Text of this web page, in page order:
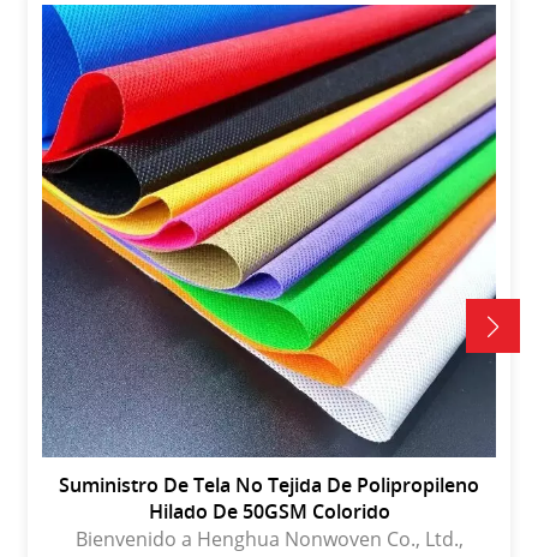
Suministro De Tela No Tejida De Polipropileno
Hilado De 50GSM Colorido
Bienvenido a Henghua Nonwoven Co., Ltd.,